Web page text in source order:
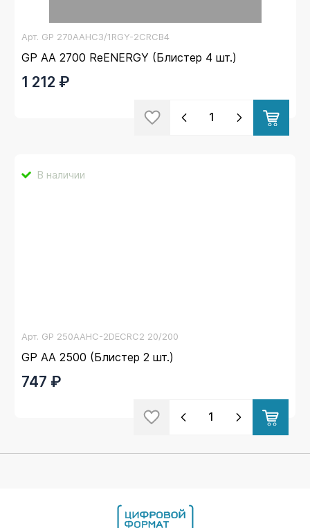
Арт. GP 270AAHC3/1RGY-2CRCB4
GP AA 2700 ReENERGY (Блистер 4 шт.)
1 212 ₽
В наличии
Арт. GP 250AAHC-2DECRC2 20/200
GP AA 2500 (Блистер 2 шт.)
747 ₽